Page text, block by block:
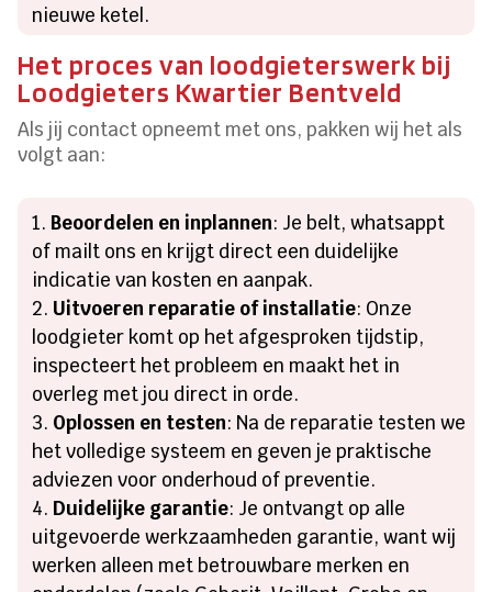
nieuwe ketel.
Het proces van loodgieterswerk bij
Loodgieters Kwartier Bentveld
Als jij contact opneemt met ons, pakken wij het als
volgt aan:
Beoordelen en inplannen: Je belt, whatsappt
of mailt ons en krijgt direct een duidelijke
indicatie van kosten en aanpak.
Uitvoeren reparatie of installatie: Onze
loodgieter komt op het afgesproken tijdstip,
inspecteert het probleem en maakt het in
overleg met jou direct in orde.
Oplossen en testen: Na de reparatie testen we
het volledige systeem en geven je praktische
adviezen voor onderhoud of preventie.
Duidelijke garantie: Je ontvangt op alle
uitgevoerde werkzaamheden garantie, want wij
werken alleen met betrouwbare merken en